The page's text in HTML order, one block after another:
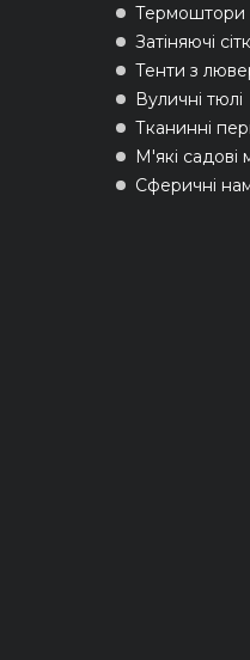
Термоштори
Затіняючі
Тенти з
Вуличні тюлі
Тканинні
М'які садові
Сферичні